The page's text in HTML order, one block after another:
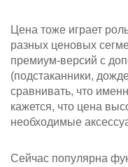
Цена тоже играет
разных ценовых
премиум‑версий с
(подстаканники,
сравнивать, что
кажется, что цена
необходимые
Сейчас популярна